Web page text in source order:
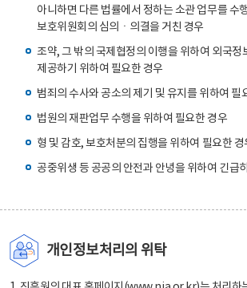
아니하면 다른 법률에서 정하는 소관 업무를 수
보호위원회의 심의ㆍ의결을 거친 경우
조약, 그 밖의 국제협정의 이행을 위하여 외국정
제공하기 위하여 필요한 경우
범죄의 수사와 공소의 제기 및 유지를 위하여 필
법원의 재판업무 수행을 위하여 필요한 경우
형 및 감호, 보호처분의 집행을 위하여 필요한 경
공중위생 등 공공의 안전과 안녕을 위하여 긴급
개인정보처리의 위탁